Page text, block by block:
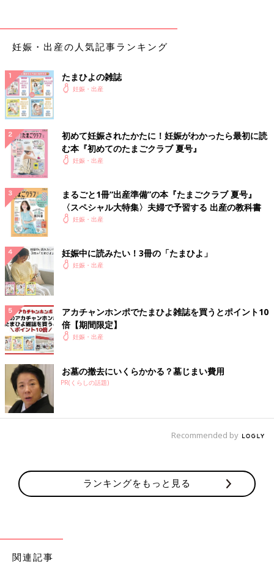
ただし、赤ちゃんが寝ている場合や、ママがほかのことに集中し
少ない、感じられないと思ったら、まずは横になるか、腰かけて
安静にし、意識をおなかに向けてみましょう。赤ちゃんは20～
30分おきに寝たり起きたりを繰り返しているので、１時間以内に
胎動を感じられれば問題ありません。
臨月になると、胎動がなくなるの？
「臨月になると胎動がなくなる」といううわさもありますが、こ
れはうそ！ たしかに、
中に下りてくると、大きな動きができなくなり、ママは胎動を感
じにくくなります。ただし、赤ちゃんは手足を元気に動かしてい
るため、胎動がなくなることはありません。臨月に、赤ちゃんの
動きを感じなくなったら、産院に連絡を！ 産院を受診すれば、
超音波検査で赤ちゃんの様子を見たり、NST（ノンストレステス
ト）で赤ちゃんの心拍を調べたりすることで、状態をチェックす
ることができます。
胎動の変化に気づけるのはママだけです。赤ちゃんの異変に気づ
くためにも、普段からおなかの赤ちゃんを意識して、胎動を観察
しておくことが大切です。（文・たまごクラブ編集部）
監修／【産婦人科医】笹森幸文 先生
胎動の減少は、赤ちゃんからのS.O.Sか
赤ちゃんにトラブルが起こっている可能性があ
胎動を意識しましょう。今回は、「胎動」につ
妊娠中におススメのアプリ
妊娠・出産の人気記事ランキング
たまひよの雑誌
妊娠・出産
初めて妊娠されたかたに！妊娠がわかったら最初に読
む本『初めてのたまごクラブ 夏号』
妊娠・出産
まるごと1冊“出産準備”の本『たまごクラブ 夏号』
〈スペシャル大特集〉夫婦で予習する 出産の教科書
妊娠・出産
妊娠中に読みたい！3冊の「たまひよ」
妊娠・出産
アカチャンホンポでたまひよ雑誌を買うとポイント10
倍【期間限定】
妊娠・出産
お墓の撤去にいくらかかる？墓じまい費用
PR(くらしの話題)
Recommended by
ランキングをもっと見る
関連記事